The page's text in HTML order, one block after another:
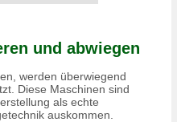
und abwiegen
werden überwiegend
Diese Maschinen sind
als echte
auskommen.